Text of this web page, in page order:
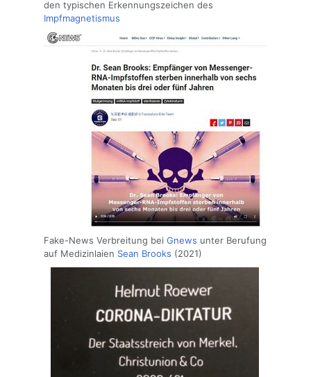
den typischen Erkennungszeichen des
Impfmagnetismus
Fake-News Verbreitung bei Gnews unter Berufung
auf Medizinlaien Sean Brooks (2021)